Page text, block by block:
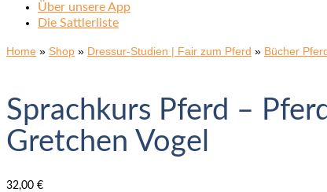
Über unsere App
Die Sattlerliste
Home » Shop » Dressur-Studien | Fair zum Pferd » Bücher
Sprachkurs Pferd –
Gretchen Vogel
32,00 €